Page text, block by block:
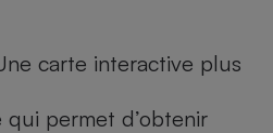
carte interactive plus
permet d’obtenir